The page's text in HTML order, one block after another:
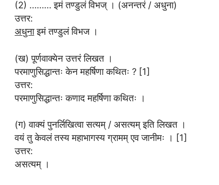
(2) ……… इमं तण्डुलं विभज् । (अनन्तरं / अधुना)
उत्तर:
अधुनाइमं तण्डुलं विभज ।
(ख) पूर्णवाक्येन उत्तरं लिखत ।
परमाणुसिद्धान्तः केन महर्षिणा कथितः ? [1]
उत्तर:
परमाणुसिद्धान्तः कणाद महर्षिणा कथितः ।
(ग) वाक्यं पुनर्लिखित्वा सत्यम् / असत्यम् इति लिखत ।
वयं तु केवलं तस्य महाभागस्य ग्रामम् एव जानीमः । [1]
उत्तर:
असत्यम् ।